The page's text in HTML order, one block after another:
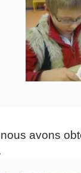
avons